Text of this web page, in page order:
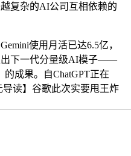
复杂的AI公司互相依赖的
使用月活已达6.5亿，
出下一代分量级AI模子——
的成果。自ChatGPT正在
导读】谷歌此次实要甩王炸